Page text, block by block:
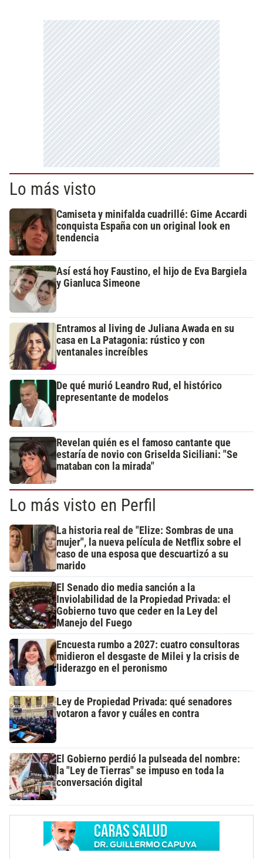
Lo más visto
Camiseta y minifalda cuadrillé: Gime Accardi
conquista España con un original look en
tendencia
Así está hoy Faustino, el hijo de Eva Bargiela
y Gianluca Simeone
Entramos al living de Juliana Awada en su
casa en La Patagonia: rústico y con
ventanales increíbles
De qué murió Leandro Rud, el histórico
representante de modelos
Revelan quién es el famoso cantante que
estaría de novio con Griselda Siciliani: "Se
mataban con la mirada"
Lo más visto en Perfil
La historia real de "Elize: Sombras de una
mujer", la nueva película de Netflix sobre el
caso de una esposa que descuartizó a su
marido
El Senado dio media sanción a la
Inviolabilidad de la Propiedad Privada: el
Gobierno tuvo que ceder en la Ley del
Manejo del Fuego
Encuesta rumbo a 2027: cuatro consultoras
midieron el desgaste de Milei y la crisis de
liderazgo en el peronismo
Ley de Propiedad Privada: qué senadores
votaron a favor y cuáles en contra
El Gobierno perdió la pulseada del nombre:
la "Ley de Tierras" se impuso en toda la
conversación digital